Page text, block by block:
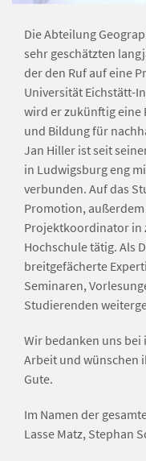
Die Abteilung
sehr geschätzten
der den Ruf auf eine
Universität Eichstätt-
wird er zukünftig eine
und Bildung für
Jan Hiller ist seit
in Ludwigsburg eng
verbunden. Auf das
Promotion,
Projektkoordinator in
Hochschule tätig. Als
breitgefächerte
Seminaren,
Studierenden
Wir bedanken uns bei
Arbeit und wünschen
Gute.
Im Namen der
Lasse Matz, Stephan